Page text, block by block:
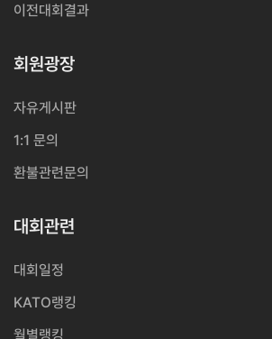
이전대회결과
회원광장
자유게시판
1:1 문의
환불관련문의
대회관련
대회일정
KATO랭킹
월별랭킹